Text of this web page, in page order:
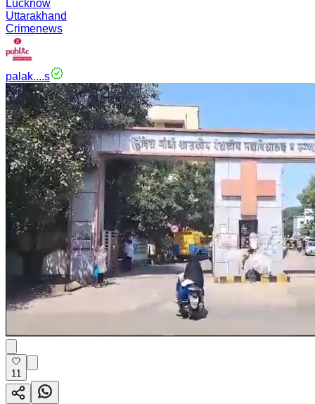
Lucknow
Uttarakhand
Crimenews
palak....s
11